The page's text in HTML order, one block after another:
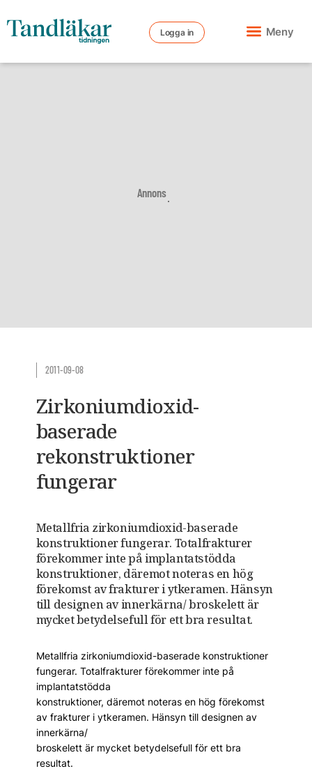
Logga in Meny
Annons
2011-09-08
Zirkoniumdioxid-
baserade
rekonstruktioner
fungerar
Metallfria zirkoniumdioxid-baserade
konstruktioner fungerar. Totalfrakturer
förekommer inte på implantatstödda
konstruktioner, däremot noteras en hög
förekomst av frakturer i ytkeramen. Hänsyn
till designen av innerkärna/ broskelett är
mycket betydelsefull för ett bra resultat.
Metallfria zirkoniumdioxid-baserade konstruktioner
fungerar. Totalfrakturer förekommer inte på
implantatstödda
konstruktioner, däremot noteras en hög förekomst
av frakturer i ytkeramen. Hänsyn till designen av
innerkärna/
broskelett är mycket betydelsefull för ett bra
resultat.